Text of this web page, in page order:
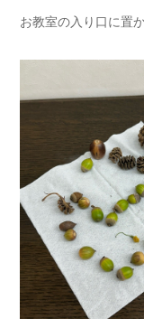
お教室の入り口に置